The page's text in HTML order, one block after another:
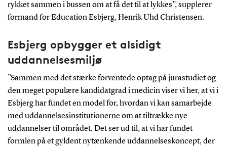
rykket sammen i bussen om at få det til at lykkes”, supplerer
formand for Education Esbjerg, Henrik Uhd Christensen.
Esbjerg opbygger et alsidigt
uddannelsesmiljø
”Sammen med det stærke forventede optag på jurastudiet og
den meget populære kandidatgrad i medicin viser vi her, at vi i
Esbjerg har fundet en model for, hvordan vi kan samarbejde
med uddannelsesinstitutionerne om at tiltrække nye
uddannelser til området. Det ser ud til, at vi har fundet
formlen på et gyldent nytænkende uddannelseskoncept, der